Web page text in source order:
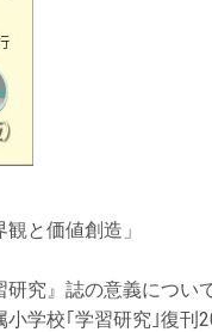
と価値創造」
研究』誌の意義につい
小学校｢学習研究｣復刊